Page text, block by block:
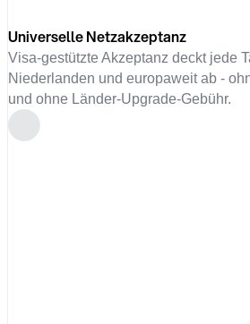
Universelle Netzakzeptanz
Visa-gestützte Akzeptanz deckt jede
Niederlanden und europaweit ab -
und ohne Länder-Upgrade-Gebühr.